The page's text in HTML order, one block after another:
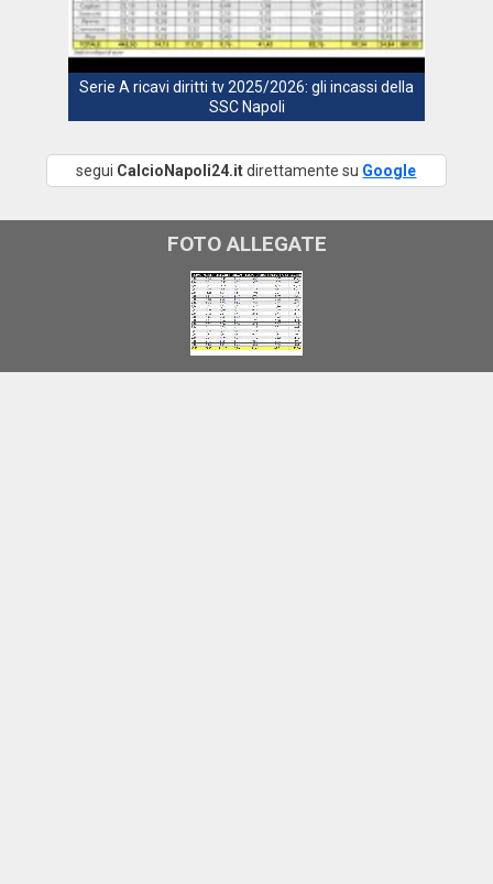
Serie A ricavi diritti tv 2025/2026: gli incassi della
SSC Napoli
segui CalcioNapoli24.itdirettamente su Google
FOTO ALLEGATE